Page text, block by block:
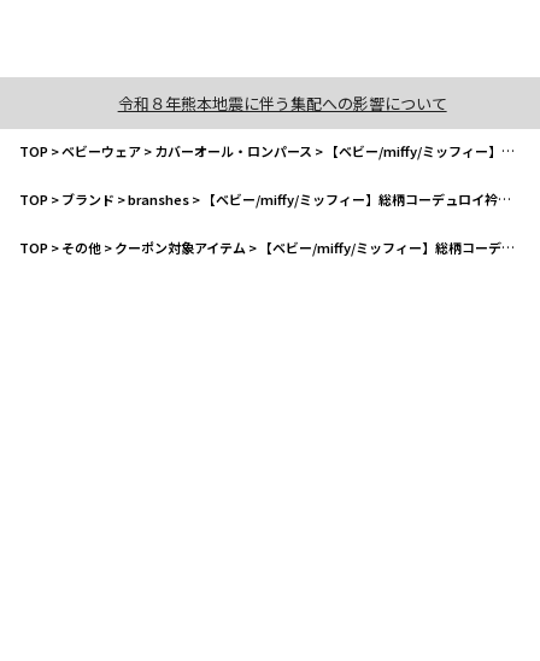
令和８年熊本地震に伴う集配への影響について
TOP>ベビーウェア>カバーオール・ロンパース > 【ベビー/miffy/ミッフィー】総柄コーデュロイ衿つき長袖カバーオール
TOP>ブランド >branshes> 【ベビー/miffy/ミッフィー】総柄コーデュロイ衿つき長袖カバーオール
TOP>その他>クーポン対象アイテム > 【ベビー/miffy/ミッフィー】総柄コーデュロイ衿つき長袖カバーオール